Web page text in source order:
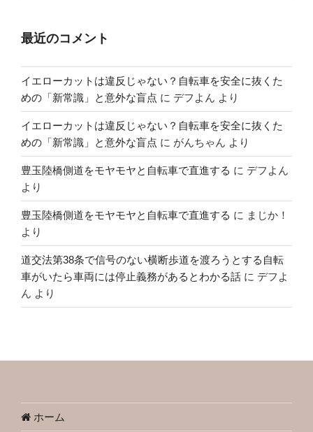
最近のコメント
イエローカットは違反じゃない？自転車を安全に抜くた
めの「新常識」と意外な盲点 に デフよん より
イエローカットは違反じゃない？自転車を安全に抜くた
めの「新常識」と意外な盲点 に がんちゃん より
豊玉陸橋側道をモヤモヤと自転車で直進する に デフよん
より
豊玉陸橋側道をモヤモヤと自転車で直進する に まじか！
より
道交法第38条で信号のない横断歩道を渡ろうとする自転
車がいたら車両には停止義務があるとわかる話 に デフよ
ん より
ホーム